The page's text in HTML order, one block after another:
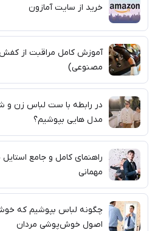
خرید از سایت آمازون
آموزش کامل مراقبت از
مصنوعی)
در رابطه با ست لباس زن
مدل هایی بپوشیم؟
راهنمای کامل و جامع
مهمانی
چگونه لباس بپوشیم که
اصول خوش‌پوشی مردان